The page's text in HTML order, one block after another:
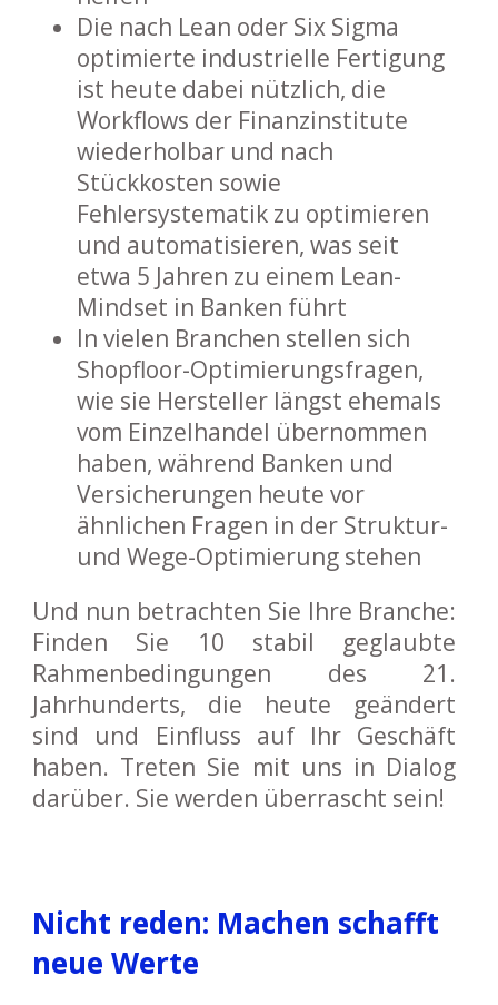
Die nach Lean oder Six Sigma
optimierte industrielle Fertigung
ist heute dabei nützlich, die
Workflows der Finanzinstitute
wiederholbar und nach
Stückkosten sowie
Fehlersystematik zu optimieren
und automatisieren, was seit
etwa 5 Jahren zu einem Lean-
Mindset in Banken führt
In vielen Branchen stellen sich
Shopfloor-Optimierungsfragen,
wie sie Hersteller längst ehemals
vom Einzelhandel übernommen
haben, während Banken und
Versicherungen heute vor
ähnlichen Fragen in der Struktur-
und Wege-Optimierung stehen
Und nun betrachten Sie Ihre Branche:
Finden Sie 10 stabil geglaubte
Rahmenbedingungen des 21.
Jahrhunderts, die heute geändert
sind und Einfluss auf Ihr Geschäft
haben. Treten Sie mit uns in Dialog
darüber. Sie werden überrascht sein!
Nicht reden: Machen schafft
neue Werte